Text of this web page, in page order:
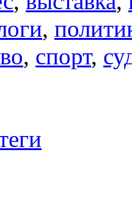
,
, спорт,